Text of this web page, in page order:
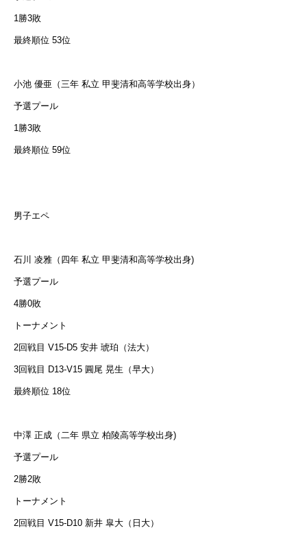
1勝3敗
最終順位 53位
小池 優亜（三年 私立 甲斐清和高等学校出身）
予選プール
1勝3敗
最終順位 59位
男子エペ
石川 凌雅（四年 私立 甲斐清和高等学校出身)
予選プール
4勝0敗
トーナメント
2回戦目 V15-D5 安井 琥珀（法大）
3回戦目 D13-V15 圓尾 晃生（早大）
最終順位 18位
中澤 正成（二年 県立 柏陵高等学校出身)
予選プール
2勝2敗
トーナメント
2回戦目 V15-D10 新井 皐大（日大）